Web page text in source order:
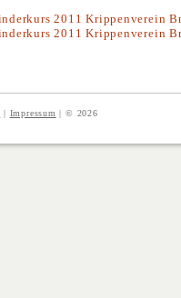
| Impressum | © 2026